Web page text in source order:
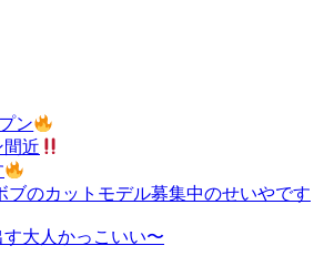
ン
間近
ブのカットモデル募集中のせいやです
大人かっこいい〜